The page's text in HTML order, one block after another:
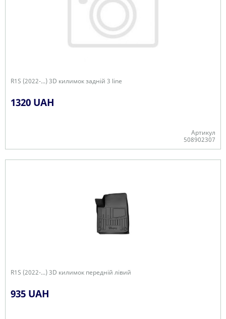
R1S (2022-...) 3D килимок задній 3 line
1320 UAH
Артикул
508902307
R1S (2022-...) 3D килимок передній лівий
935 UAH